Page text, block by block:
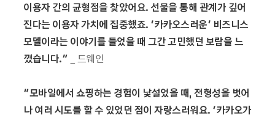
이용자 간의 균형점을 찾았어요. 선물을 통해 관계가 깊어
진다는 이용자 가치에 집중했죠. ‘카카오스러운’ 비즈니스
모델이라는 이야기를 들었을 때 그간 고민했던 보람을 느
꼈습니다.” _ 드웨인
“모바일에서 쇼핑하는 경험이 낯설었을 때, 전형성을 벗어
나 여러 시도를 할 수 있었던 점이 자랑스러워요. ‘카카오가